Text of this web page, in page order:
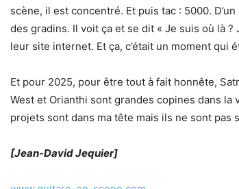
scène, il est concentré. Et puis tac : 5000.
des gradins. Il voit ça et se dit « Je suis où là ?
leur site internet. Et ça, c’était un moment qui
Et pour 2025, pour être tout à fait honnête,
West et Orianthi sont grandes copines dans la
projets sont dans ma tête mais ils ne sont pas
[Jean-David Jequier]